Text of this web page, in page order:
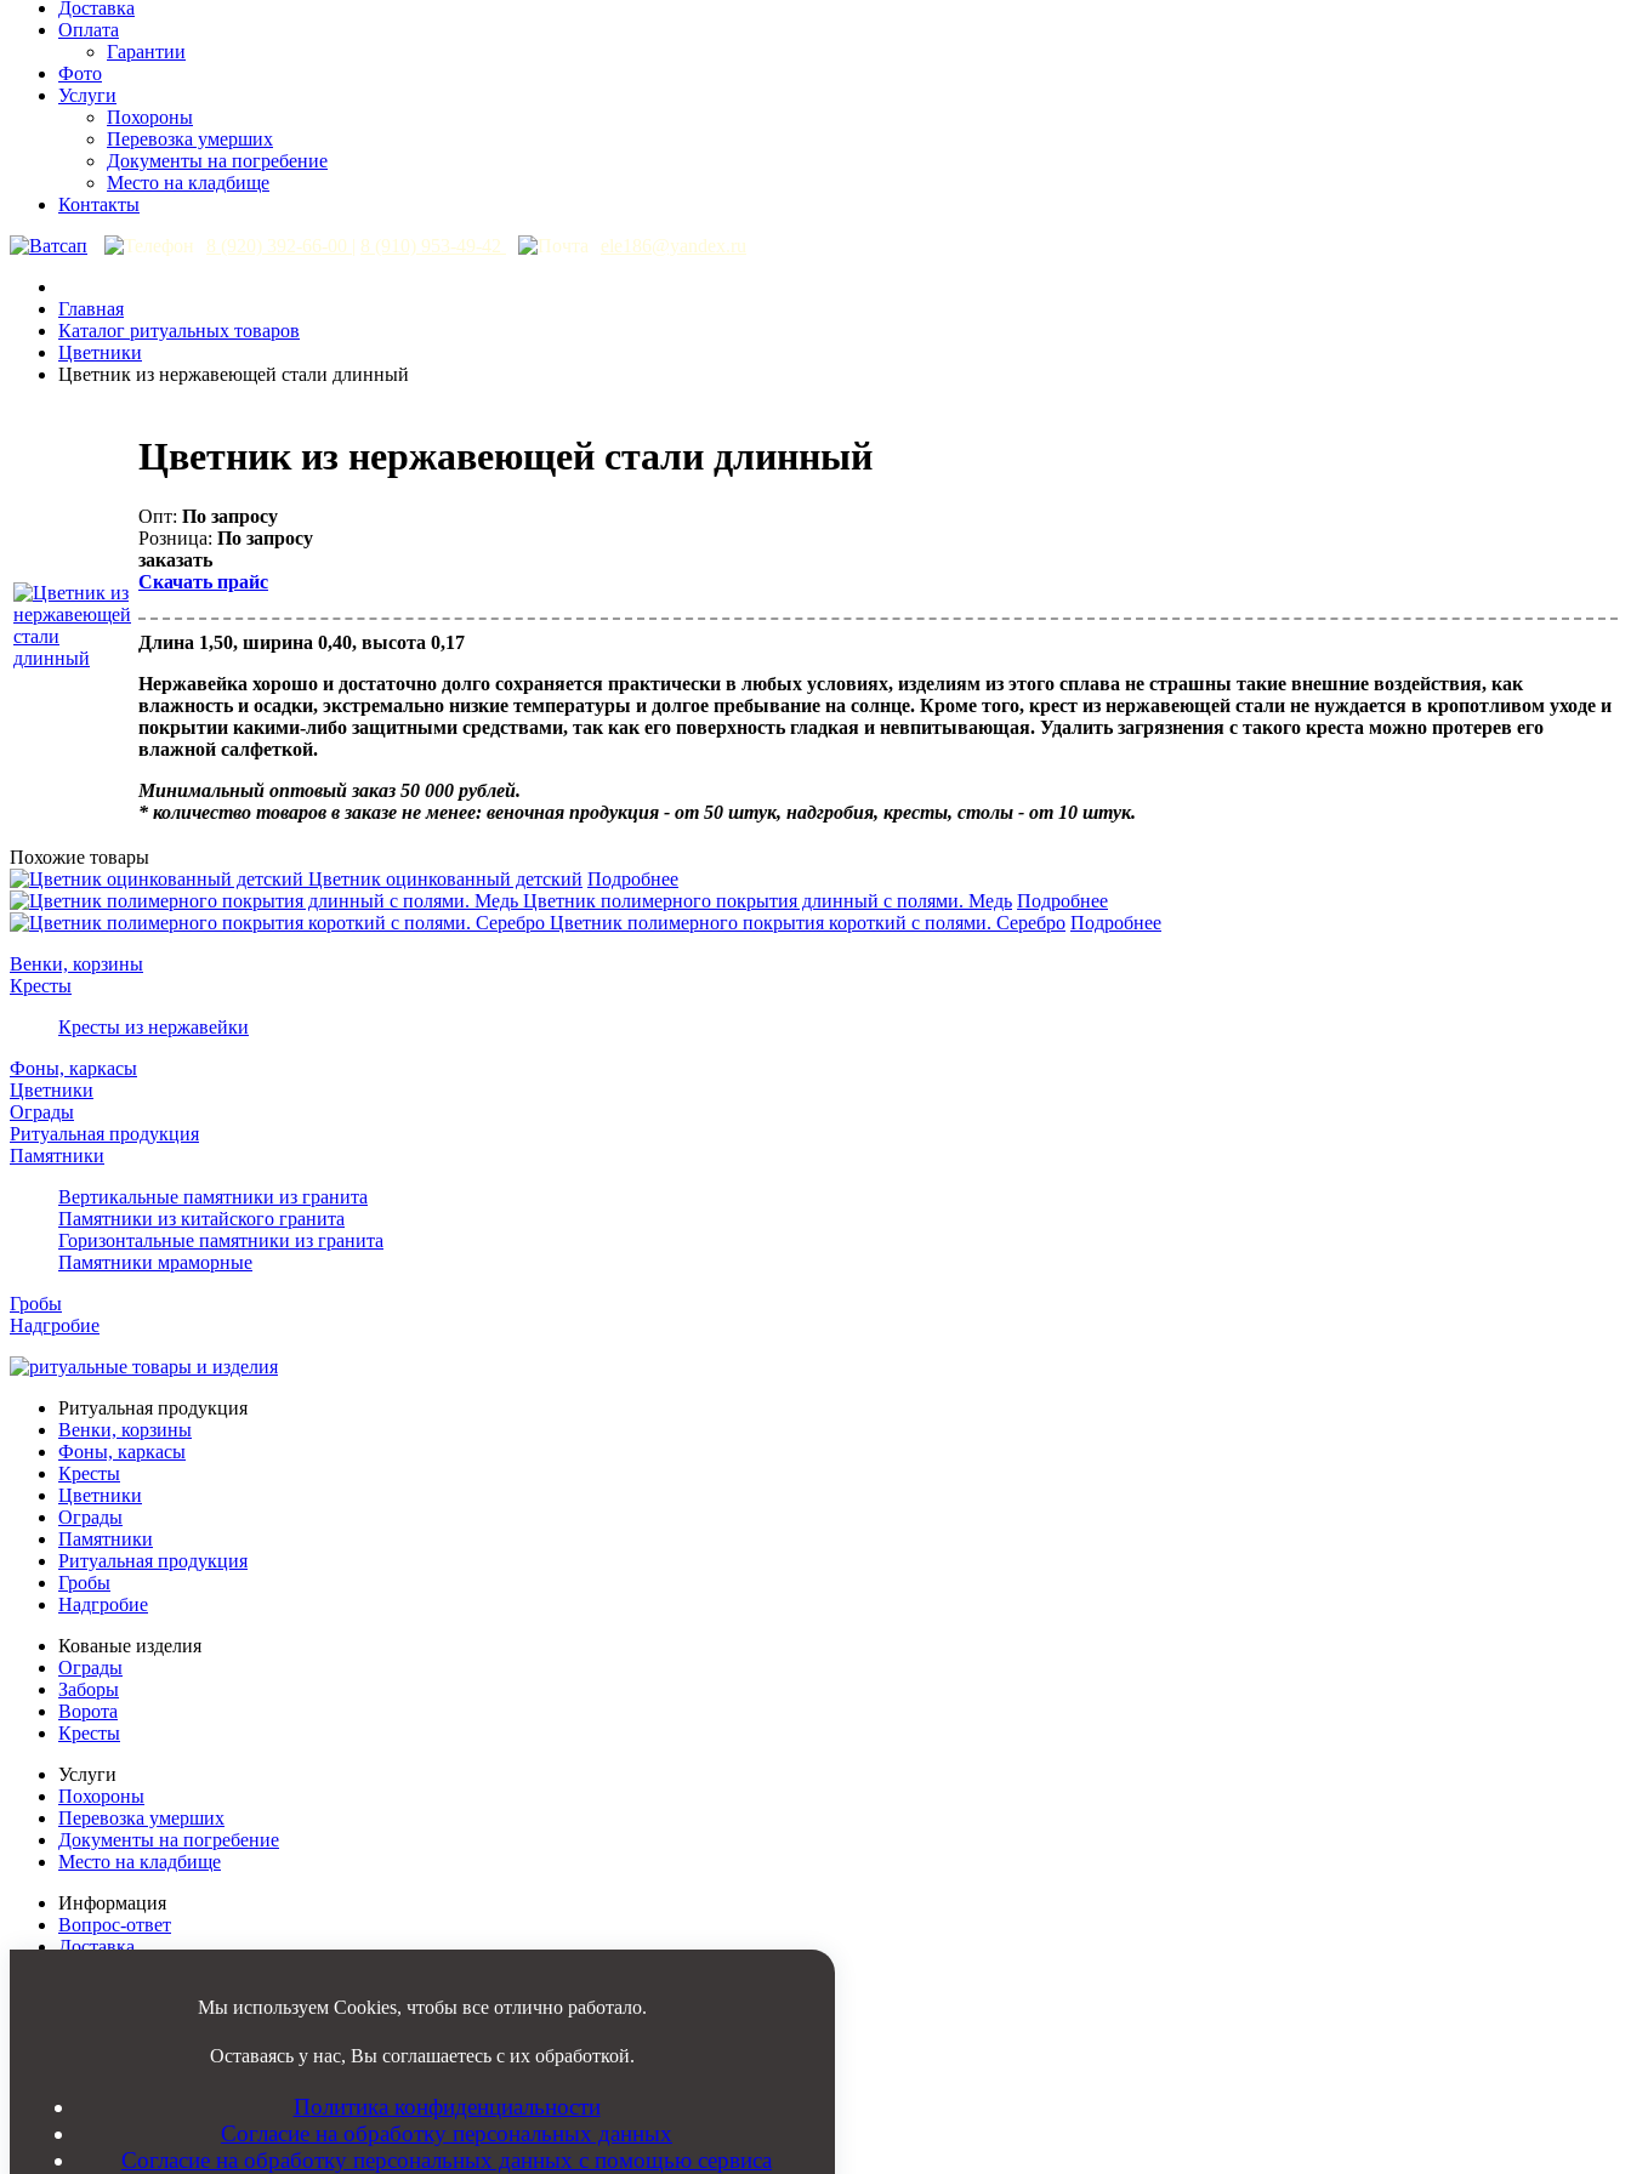
Доставка
Оплата
Гарантии
Фото
Услуги
Похороны
Перевозка умерших
Документы на погребение
Место на кладбище
Контакты
8 (920) 392-66-00 | 8 (910) 953-49-42 ele186@yandex.ru
Главная
Каталог ритуальных товаров
Цветники
Цветник из нержавеющей стали длинный
Цветник из нержавеющей стали длинный
Опт: По запросу
Розница: По запросу
заказать
Скачать прайс
Длина 1,50, ширина 0,40, высота 0,17
Нержавейка хорошо и достаточно долго сохраняется практически в любых условиях, изделиям из этого сплава не страшны такие внешние воздействия, как
влажность и осадки, экстремально низкие температуры и долгое пребывание на солнце. Кроме того, крест из нержавеющей стали не нуждается в кропотливом уходе и
покрытии какими-либо защитными средствами, так как его поверхность гладкая и невпитывающая. Удалить загрязнения с такого креста можно протерев его
влажной салфеткой.
Минимальный оптовый заказ 50 000 рублей.
* количество товаров в заказе не менее: веночная продукция - от 50 штук, надгробия, кресты, столы - от 10 штук.
Похожие товары
Цветник оцинкованный детский Подробнее
Цветник полимерного покрытия длинный с полями. Медь Подробнее
Цветник полимерного покрытия короткий с полями. Серебро Подробнее
Венки, корзины
Кресты
Кресты из нержавейки
Фоны, каркасы
Цветники
Ограды
Ритуальная продукция
Памятники
Вертикальные памятники из гранита
Памятники из китайского гранита
Горизонтальные памятники из гранита
Памятники мраморные
Гробы
Надгробие
Ритуальная продукция
Венки, корзины
Фоны, каркасы
Кресты
Цветники
Ограды
Памятники
Ритуальная продукция
Гробы
Надгробие
Кованые изделия
Ограды
Заборы
Ворота
Кресты
Услуги
Похороны
Перевозка умерших
Документы на погребение
Место на кладбище
Информация
Вопрос-ответ
Доставка
8 (910)
ele186
Костромская обл, Островский р-он, д. Гуляевка
Мы используем Cookies, чтобы все отлично работало.
Оставаясь у нас, Вы соглашаетесь с их обработкой.
Политика конфиденциальности
Согласие на обработку персональных данных
Согласие на обработку персональных данных с помощью сервиса